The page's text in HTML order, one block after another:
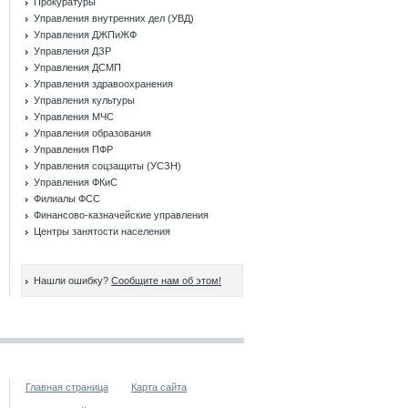
Управления внутренних дел (УВД)
Управления ДЖПиЖФ
Управления ДЗР
Управления ДСМП
Управления здравоохранения
Управления культуры
Управления МЧС
Управления образования
Управления ПФР
Управления соцзащиты (УСЗН)
Управления ФКиС
Филиалы ФСС
Финансово-казначейские управления
Центры занятости населения
Нашли ошибку? Сообщите нам об этом!
Главная страница Карта сайта